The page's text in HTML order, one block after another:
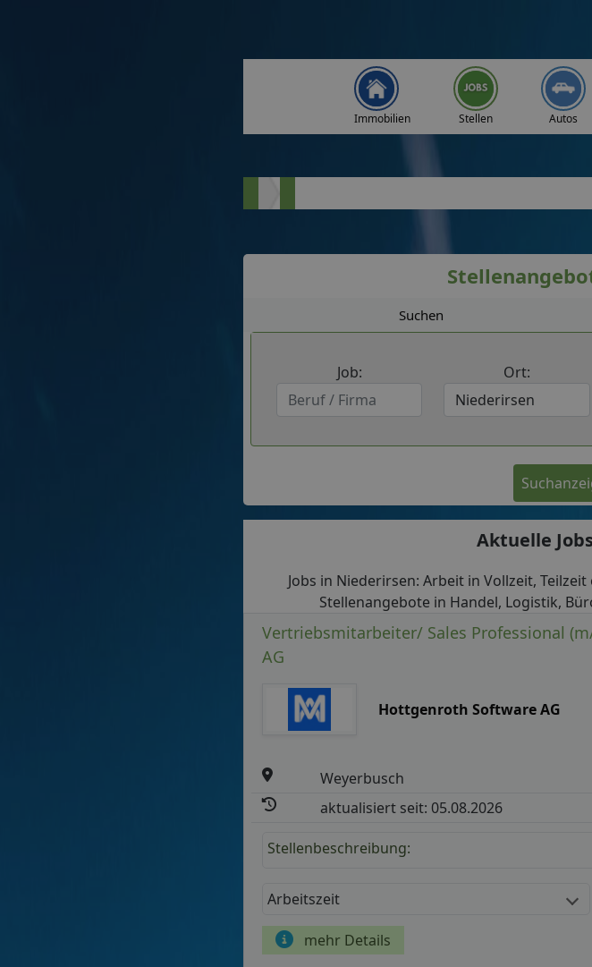
Immobilien Stellen Autos
Suchen
Job: Ort:
Aktuelle
Jobs in Niederirsen: Arbeit in Vollzeit,
Stellenangebote in Handel, Logistik,
Vertriebsmitarbeiter/ Sales Professional
AG
Hottgenroth Software AG
Weyerbusch
aktualisiert seit: 05.08.2026
Stellenbeschreibung:
Arbeitszeit
mehr Details